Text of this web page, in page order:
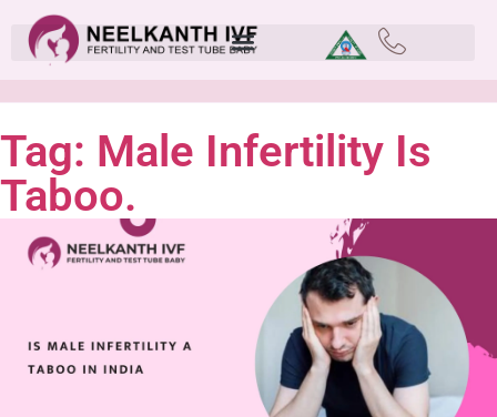
Tag: Male Infertility Is
Taboo.